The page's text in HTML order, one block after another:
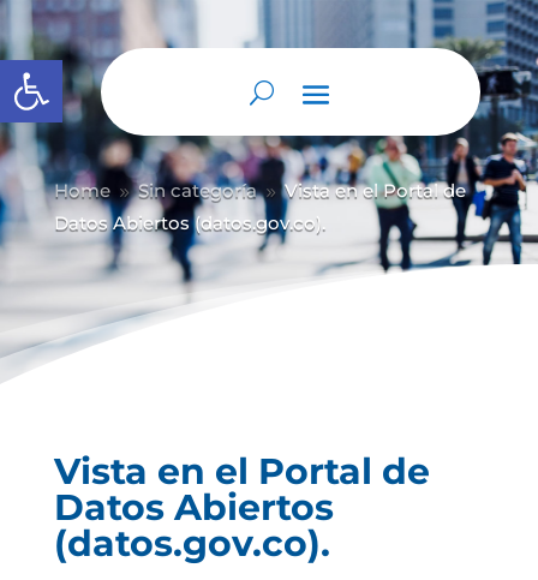
Abrir barra de herramientas
Home 9 Sin categoría 9 Vista en el Portal de
Datos Abiertos (datos.gov.co).
Vista en el Portal de
Datos Abiertos
(datos.gov.co).